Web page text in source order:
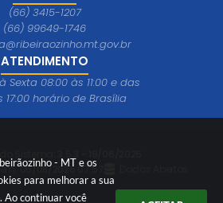
- MT e os
para melhorar a sua
Ao continuar você
(66) 3415-1207
(66) 99649-1746
ATENDIMENTO
Sexta 08:00 às 11:00 e das
17:00 horário de Brasília
05/08/2026 07:57